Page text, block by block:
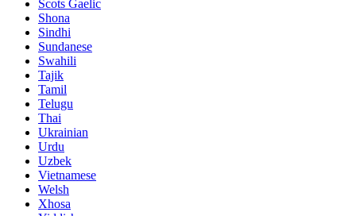
Scots Gaelic
Shona
Sindhi
Sundanese
Swahili
Tajik
Tamil
Telugu
Thai
Ukrainian
Urdu
Uzbek
Vietnamese
Welsh
Xhosa